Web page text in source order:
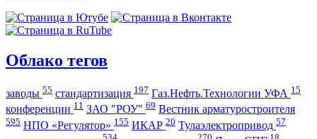
Облако тегов
заводы 55 стандартизация 197 Газ.Нефть.Технологии УФА 15
конференции 11 ЗАО "РОУ" 69 Вестник арматуростроителя
595 НПО «Регулятор» 155 ИКАР 20 Тулаэлектропривод 57